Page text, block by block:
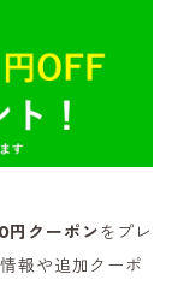
円クーポンをプレ
報や追加クーポ